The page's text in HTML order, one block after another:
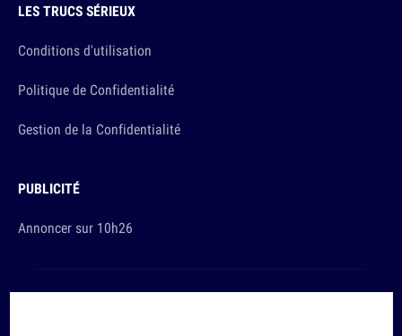
LES TRUCS SÉRIEUX
Conditions d'utilisation
Politique de Confidentialité
Gestion de la Confidentialité
PUBLICITÉ
Annoncer sur 10h26